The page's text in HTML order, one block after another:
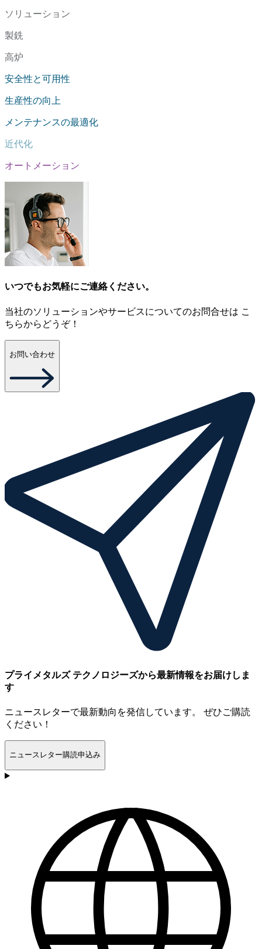
ソリューション
製銑
高炉
安全性と可用性
生産性の向上
メンテナンスの最適化
近代化
オートメーション
いつでもお気軽にご連絡ください。
当社のソリューションやサービスについてのお問合せは こ
ちらからどうぞ！
お問い合わせ
プライメタルズ テクノロジーズから最新情報をお届けしま
す
ニュースレターで最新動向を発信しています。 ぜひご購読
ください！
ニュースレター購読申込み